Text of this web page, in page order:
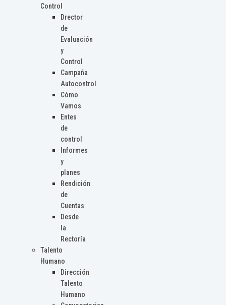
Control
Drector
de
Evaluación
y
Control
Campaña
Autocontrol
Cómo
Vamos
Entes
de
control
Informes
y
planes
Rendición
de
Cuentas
Desde
la
Rectoría
Talento
Humano
Dirección
Talento
Humano